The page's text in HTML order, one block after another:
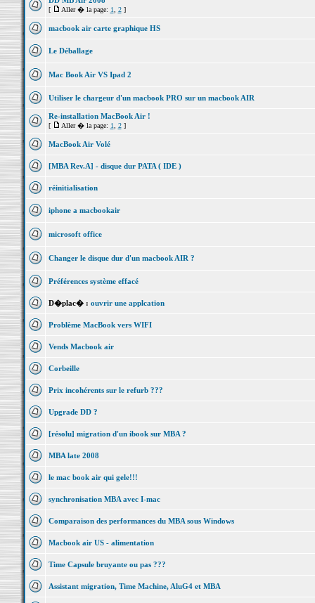
[ Aller � la page: 1 2]
macbook air carte graphique HS
Le Déballage
Mac Book Air VS Ipad 2
Utiliser le chargeur d'un macbook PRO sur un macbook AIR
Re-installation MacBook Air !
[ Aller � la page: 1 2]
MacBook Air Volé
[MBA Rev.A] - disque dur PATA ( IDE )
réinitialisation
iphone a macbookair
microsoft office
Changer le disque dur d'un macbook AIR ?
Préférences système effacé
D�plac� : ouvrir une applcation
Problème MacBook vers WIFI
Vends Macbook air
Corbeille
Prix incohérents sur le refurb ???
Upgrade DD ?
[résolu] migration d'un ibook sur MBA ?
MBA late 2008
le mac book air qui gele!!!
synchronisation MBA avec I-mac
Comparaison des performances du MBA sous Windows
Macbook air US - alimentation
Time Capsule bruyante ou pas ???
Assistant migration, Time Machine, AluG4 et MBA